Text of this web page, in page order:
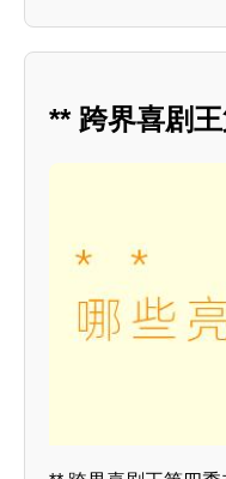
** 跨界喜剧